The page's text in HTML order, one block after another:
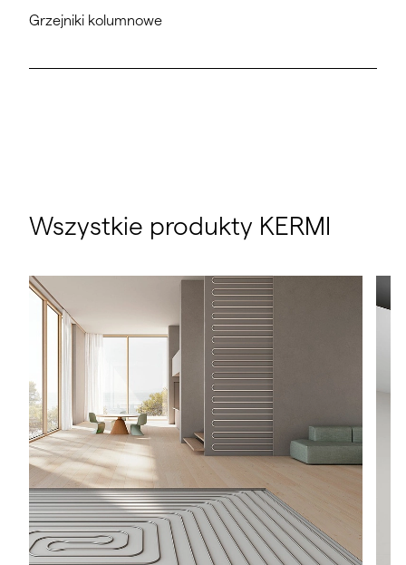
Grzejniki kolumnowe
Wszystkie produkty KERMI